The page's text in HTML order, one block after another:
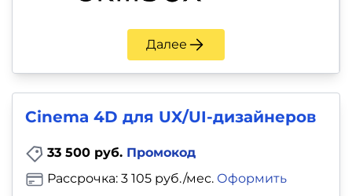
Далее
Сinema 4D для UX/UI-дизайнеров
33 500 руб. Промокод
Рассрочка: 3 105 руб./мес. Оформить
фитнес
Психология
и
саморазвитие
Репетиторы